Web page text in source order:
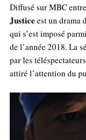
Diffusé sur MBC
Justice est un drama
qui s’est imposé
de l’année 2018. La
par les
attiré l’attention du